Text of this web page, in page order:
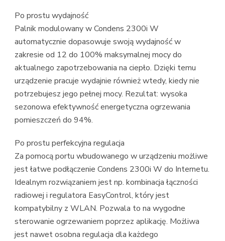
Po prostu wydajność
Palnik modulowany w Condens 2300i W
automatycznie dopasowuje swoją wydajność w
zakresie od 12 do 100% maksymalnej mocy do
aktualnego zapotrzebowania na ciepło. Dzięki temu
urządzenie pracuje wydajnie również wtedy, kiedy nie
potrzebujesz jego pełnej mocy. Rezultat: wysoka
sezonowa efektywność energetyczna ogrzewania
pomieszczeń do 94%.
Po prostu perfekcyjna regulacja
Za pomocą portu wbudowanego w urządzeniu możliwe
jest łatwe podłączenie Condens 2300i W do Internetu.
Idealnym rozwiązaniem jest np. kombinacja łączności
radiowej i regulatora EasyControl, który jest
kompatybilny z WLAN. Pozwala to na wygodne
sterowanie ogrzewaniem poprzez aplikację. Możliwa
jest nawet osobna regulacja dla każdego